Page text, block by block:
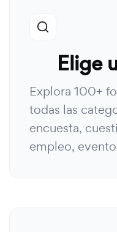
Elige
Explora 100+
todas las
encuesta,
empleo,